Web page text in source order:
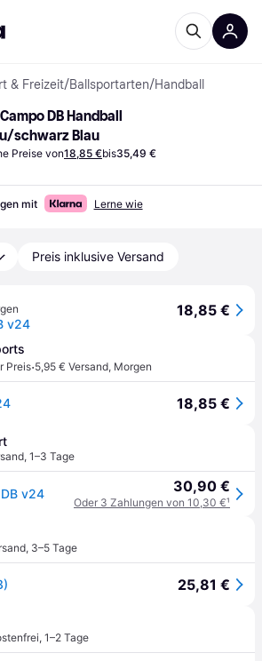
& Freizeit/Ballsportarten/Handball
DB Handball
schwarz Blau
Preise von18,85 €bis35,49 €
mit Lerne wie
Preis inklusive Versand
v24
18,85 €
Preis·5,95 € Versand, Morgen
18,85 €
, 1–3 Tage
v24 30,90 €
Oder 3 Zahlungen von 10,30 €¹
, 3–5 Tage
25,81 €
, 1–2 Tage